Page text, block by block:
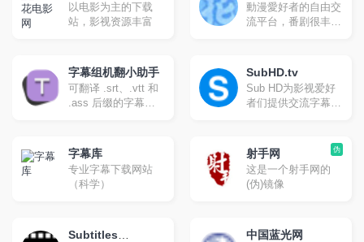
以电影为主的下载
站，影视资源丰富
動漫愛好者的自由交
流平台，番剧很丰
字幕组机翻小助手
可翻译 .srt、.vtt 和
.ass 后缀的字幕文
符，也可以使用您自
己的 API。
SubHD.tv
Sub HD为影视爱好
者们提供交流字幕的
字幕打分和评论，也
可以上传字幕与大家
分享。
字幕库
专业字幕下载网站
（科学）
伪
射手网
这是一个射手网的
(伪)镜像
Subtitles
中国蓝光网